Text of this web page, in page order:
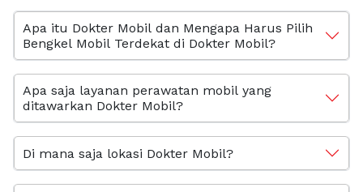
Apa itu Dokter Mobil dan Mengapa Harus Pilih
Bengkel Mobil Terdekat di Dokter Mobil?
Apa saja layanan perawatan mobil yang
ditawarkan Dokter Mobil?
Di mana saja lokasi Dokter Mobil?